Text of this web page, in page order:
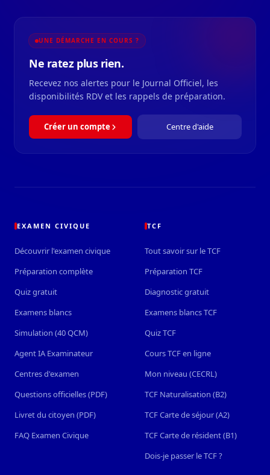
UNE DÉMARCHE EN COURS ?
Ne ratez plus rien.
Recevez nos alertes pour le Journal Officiel, les
disponibilités RDV et les rappels de préparation.
Créer un compte Centre d'aide
EXAMEN CIVIQUE
Découvrir l'examen civique
Préparation complète
Quiz gratuit
Examens blancs
Simulation (40 QCM)
Agent IA Examinateur
Centres d'examen
Questions officielles (PDF)
Livret du citoyen (PDF)
FAQ Examen Civique
TCF
Tout savoir sur le TCF
Préparation TCF
Diagnostic gratuit
Examens blancs TCF
Quiz TCF
Cours TCF en ligne
Mon niveau (CECRL)
TCF Naturalisation (B2)
TCF Carte de séjour (A2)
TCF Carte de résident (B1)
Dois-je passer le TCF ?